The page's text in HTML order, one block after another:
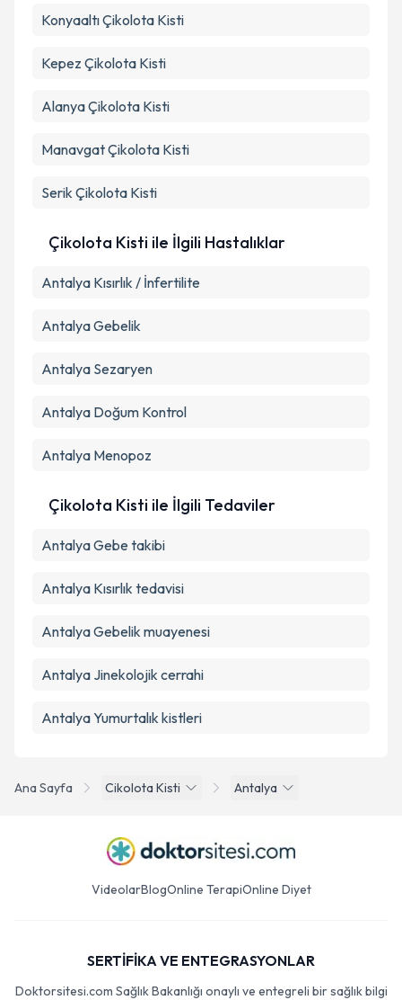
Ana Sayfa Cikolota Kisti Antalya
KonyaaltıÇikolota Kisti
Kepez Çikolota Kisti
AlanyaÇikolota Kisti
ManavgatÇikolota Kisti
Serik Çikolota Kisti
Çikolota Kisti ile İlgili Hastalıklar
Antalya Kısırlık / İnfertilite
Antalya Gebelik
Antalya Sezaryen
Antalya Doğum Kontrol
Antalya Menopoz
Çikolota Kisti ile İlgili Tedaviler
Antalya Gebe takibi
Antalya Kısırlık tedavisi
Antalya Gebelik muayenesi
Antalya Jinekolojik cerrahi
Antalya Yumurtalık kistleri
VideolarBlogOnline TerapiOnline Diyet
SERTİFİKA VE ENTEGRASYONLAR
Doktorsitesi.com Sağlık Bakanlığı onaylı ve entegreli bir sağlık bilgi